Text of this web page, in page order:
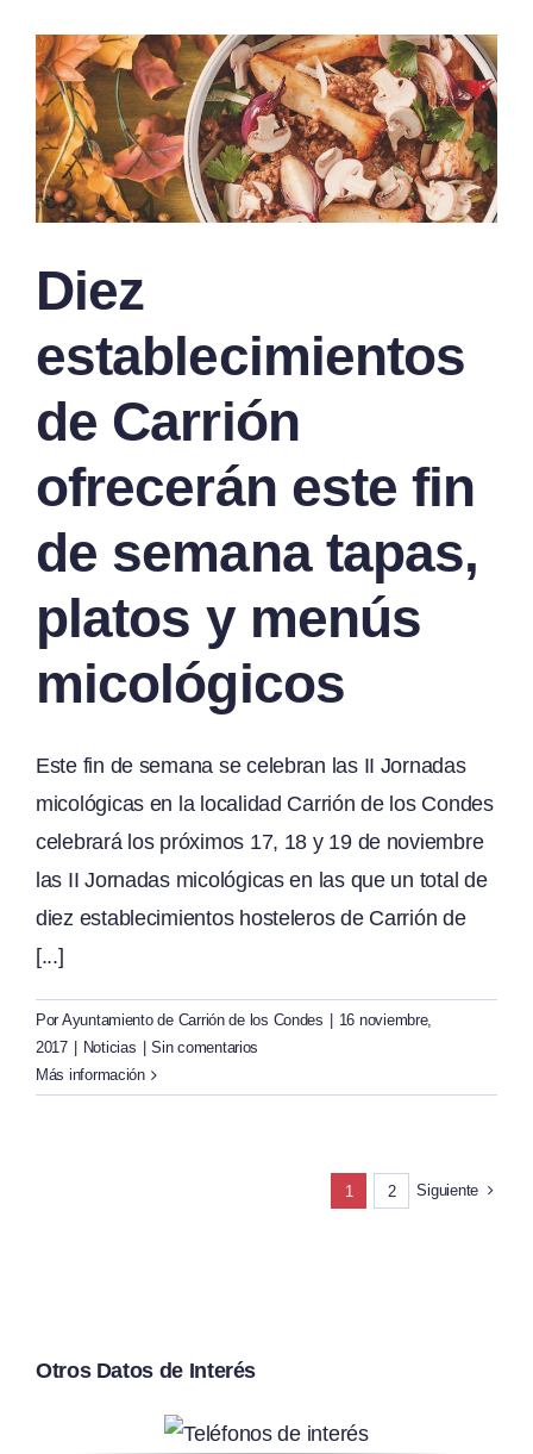
Diez
establecimientos
de Carrión
ofrecerán este fin
de semana tapas,
platos y menús
micológicos
Este fin de semana se celebran las II Jornadas
micológicas en la localidad Carrión de los Condes
celebrará los próximos 17, 18 y 19 de noviembre
las II Jornadas micológicas en las que un total de
diez establecimientos hosteleros de Carrión de
[...]
Por Ayuntamiento de Carrión de los Condes
16 noviembre,
2017
Noticias
Sin comentarios
Más información
1 2 Siguiente
Otros Datos de Interés